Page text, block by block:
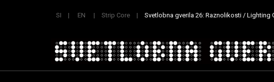
SI EN Strip Core Svetlobna gverila 26: Raznolikosti / Lighting